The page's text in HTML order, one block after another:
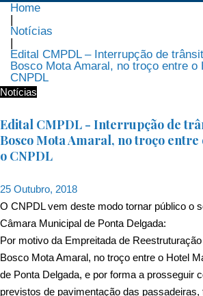
Home
|
Notícias
|
Edital CMPDL – Interrupção de
Bosco Mota Amaral, no troço entre o
CNPDL
Notícias
Edital CMPDL - Interrupção de
Bosco Mota Amaral, no troço
o CNPDL
25 Outubro, 2018
O CNPDL vem deste modo tornar público o
Câmara Municipal de Ponta Delgada:
Por motivo da Empreitada de
Bosco Mota Amaral, no troço entre o Hotel
de Ponta Delgada, e por forma a prosseguir
previstos de pavimentação das passadeiras,